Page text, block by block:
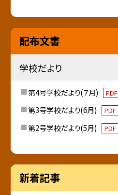
配布文書
学校だより
第4号学校だより(７月) PDF
第3号学校だより(6月)
PDF
第2号学校だより(5月)
PDF
新着記事